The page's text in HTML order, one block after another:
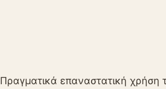
Πραγματικά επαναστατική χρήση